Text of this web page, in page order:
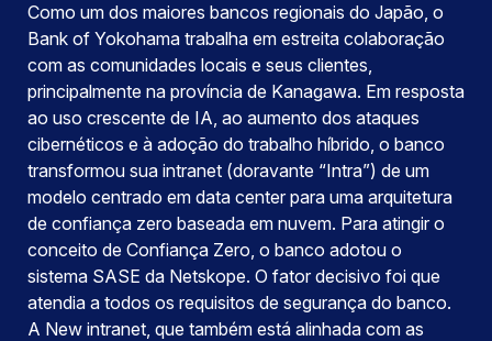
Como um dos maiores bancos regionais do Japão, o
Bank of Yokohama trabalha em estreita colaboração
com as comunidades locais e seus clientes,
principalmente na província de Kanagawa. Em resposta
ao uso crescente de IA, ao aumento dos ataques
cibernéticos e à adoção do trabalho híbrido, o banco
transformou sua intranet (doravante “Intra”) de um
modelo centrado em data center para uma arquitetura
de confiança zero baseada em nuvem. Para atingir o
conceito de Confiança Zero, o banco adotou o
sistema SASE da Netskope. O fator decisivo foi que
atendia a todos os requisitos de segurança do banco.
A New intranet, que também está alinhada com as